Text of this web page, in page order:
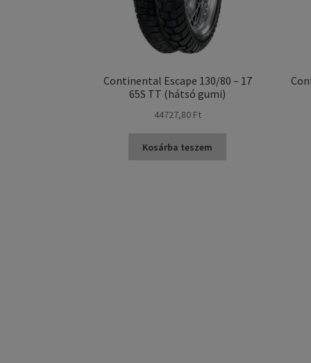
Continental Escape 130/80 – 17
65S TT (hátsó gumi)
44727,80 Ft
Kosárba teszem